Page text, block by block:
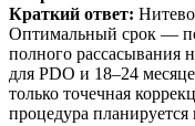
Краткий ответ:
Оптимальный срок —
полного рассасывания
для PDO и 18–24
только точечная
процедура